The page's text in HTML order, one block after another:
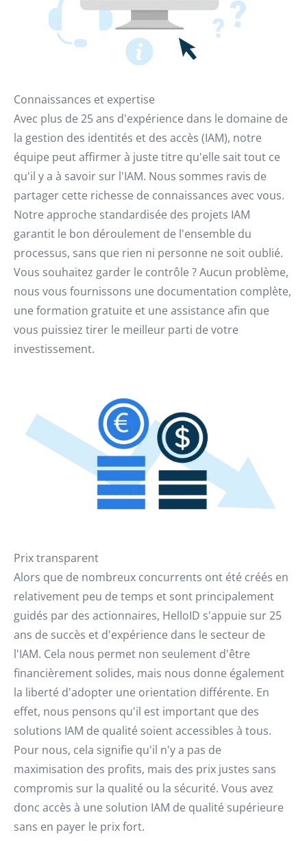
Connaissances et expertise
Avec plus de 25 ans d'expérience dans le domaine de
la gestion des identités et des accès (IAM), notre
équipe peut affirmer à juste titre qu'elle sait tout ce
qu'il y a à savoir sur l'IAM. Nous sommes ravis de
partager cette richesse de connaissances avec vous.
Notre approche standardisée des projets IAM
garantit le bon déroulement de l'ensemble du
processus, sans que rien ni personne ne soit oublié.
Vous souhaitez garder le contrôle ? Aucun problème,
nous vous fournissons une documentation complète,
une formation gratuite et une assistance afin que
vous puissiez tirer le meilleur parti de votre
investissement.
Prix transparent
Alors que de nombreux concurrents ont été créés en
relativement peu de temps et sont principalement
guidés par des actionnaires, HelloID s'appuie sur 25
ans de succès et d'expérience dans le secteur de
l'IAM. Cela nous permet non seulement d'être
financièrement solides, mais nous donne également
la liberté d'adopter une orientation différente. En
effet, nous pensons qu'il est important que des
solutions IAM de qualité soient accessibles à tous.
Pour nous, cela signifie qu'il n'y a pas de
maximisation des profits, mais des prix justes sans
compromis sur la qualité ou la sécurité. Vous avez
donc accès à une solution IAM de qualité supérieure
sans en payer le prix fort.